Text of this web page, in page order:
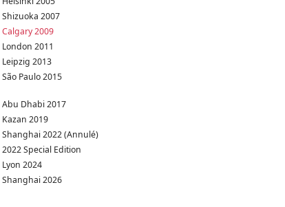
2007
2009
2011
2013
Paulo 2015
Abu Dhabi 2017
2019
Shanghai 2022 (Annulé)
Special Edition
2024
2026